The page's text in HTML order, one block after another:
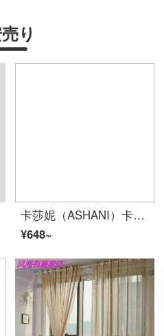
り
卡莎妮（ASHANI）卡通森林小动物儿童房窗帘布纱小清新卧室客厅飘窗现代简约可爱风 E0105-兔子 纱-挂钩宽1米价格/要几米拍几件
¥648~